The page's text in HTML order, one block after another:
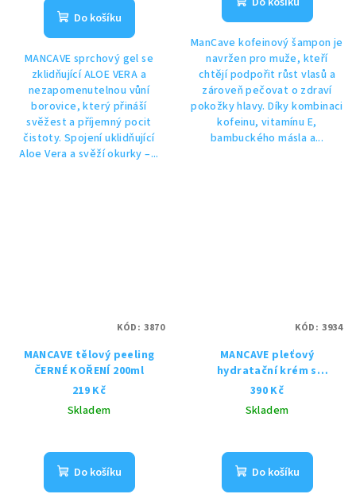
Do košíku
MANCAVE sprchový gel se
zklidňující ALOE VERA a
nezapomenutelnou vůní
borovice, který přináší
svěžest a příjemný pocit
čistoty. Spojení uklidňující
Aloe Vera a svěží okurky –...
ManCave kofeinový šampon je
navržen pro muže, kteří
chtějí podpořit růst vlasů a
zároveň pečovat o zdraví
pokožky hlavy. Díky kombinaci
kofeinu, vitamínu E,
bambuckého másla a...
MANCAVE tělový peeling
ČERNÉ KOŘENÍ 200ml
219 Kč
Skladem
Do košíku
KÓD: 3870
MANCAVE pleťový
hydratační krém s
kyselinou hyaluronovou
100ml
390 Kč
Skladem
Do košíku
KÓD: 3934